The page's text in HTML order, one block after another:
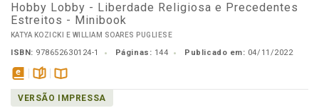
Hobby Lobby - Liberdade Religiosa e Precedentes
Estreitos - Minibook
KATYA KOZICKI E WILLIAM SOARES PUGLIESE
ISBN: 978652630124-1 Páginas: 144 Publicado em: 04/11/2022
disponível
em
páginasDisponível
na
VERSÃO IMPRESSA